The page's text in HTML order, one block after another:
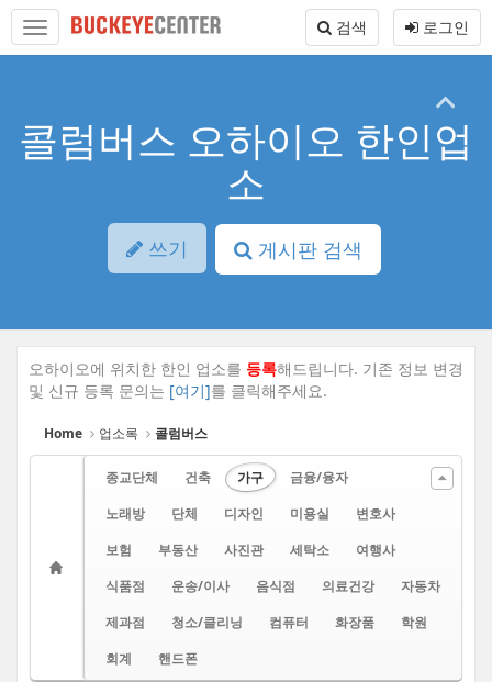
본
바
메
토
로그인
검색
콜럼버스 오하이오 한인업
소
쓰기 게시판 검색
오하이오에 위치한 한인 업소를 등록해드립니다. 기존 정보 변경
및 신규 등록 문의는 [여기]를 클릭해주세요.
Home 업소록 콜럼버스
종교단체 건축 가구
금융/융자
노래방
단체 디자인 미용실
변호사
보험
부동산 사진관 세탁소
여행사
식품점
운송/이사 음식점 의료건강
자동차
제과점
청소/클리닝 컴퓨터 화장품
학원
회계
핸드폰